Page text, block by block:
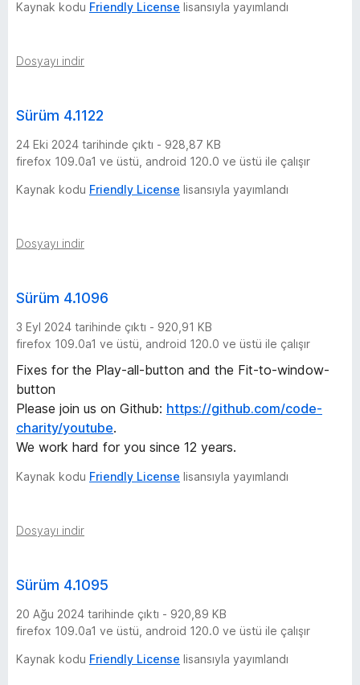
Kaynak kodu Friendly License lisansıyla yayımlandı
Dosyayı indir
Sürüm 4.1122
24 Eki 2024 tarihinde çıktı - 928,87 KB
firefox 109.0a1 ve üstü, android 120.0 ve üstü ile çalışır
Kaynak kodu Friendly License lisansıyla yayımlandı
Dosyayı indir
Sürüm 4.1096
3 Eyl 2024 tarihinde çıktı - 920,91 KB
firefox 109.0a1 ve üstü, android 120.0 ve üstü ile çalışır
Fixes for the Play-all-button and the Fit-to-window-
button
Please join us on Github: https://github.com/code-
charity/youtube.
We work hard for you since 12 years.
Kaynak kodu Friendly License lisansıyla yayımlandı
Dosyayı indir
Sürüm 4.1095
20 Ağu 2024 tarihinde çıktı - 920,89 KB
firefox 109.0a1 ve üstü, android 120.0 ve üstü ile çalışır
Kaynak kodu Friendly License lisansıyla yayımlandı